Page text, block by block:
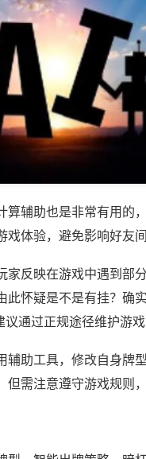
辅助也是非常有用的
体验，避免影响好友间
反映在游戏中遇到部
怀疑是不是有挂？确
通过正规途径维护游戏
助工具，修改自身牌
需注意遵守游戏规则，